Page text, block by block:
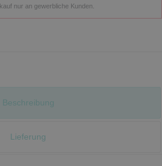
nur an gewerbliche Kunden.
Beschreibung
Lieferung